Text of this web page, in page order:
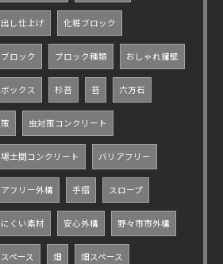
し仕上げ 化粧ブロック
ロック ブロック種類 おしゃれ擁壁
ックス 杉苔 苔 六方石
虫対策コンクリート
土間コンクリート バリアフリー
フリー外構 手摺 スロープ
くい素材 安心外構 野々市市外構
ペース 畑 畑スペース